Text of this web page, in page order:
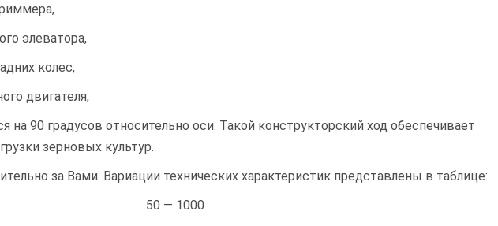
элеватора,
колес,
двигателя,
на 90 градусов относительно оси. Такой конструкторский ход обеспечивает
зерновых культур.
за Вами. Вариации технических характеристик представлены в таблице:
мм 50 — 1000